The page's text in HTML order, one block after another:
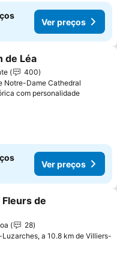
Ver preços
aos favoritos
de Léa
400
Notre-Dame Cathedral
com personalidadeVer
Ver preços
aos favoritos
de
28
Luzarches, a 10.8 km de Villiers-